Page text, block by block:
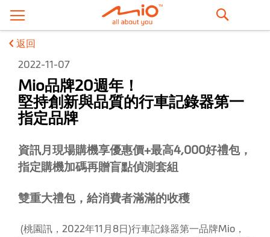
搜
返回
2022-11-07
Mio品牌20週年！
堅持創新與品質的行車記錄器第一
指定品牌
資訊月現場購機享優惠價+最高4,000好禮包，
指定購機加碼再贈盲點偵測套組
雙重大禮包，給消費者滿滿的收穫
(桃園訊，2022年11月8日)行車記錄器第一品牌Mio，